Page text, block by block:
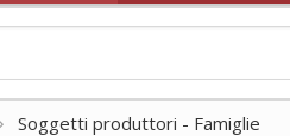
Soggetti produttori - Famiglie